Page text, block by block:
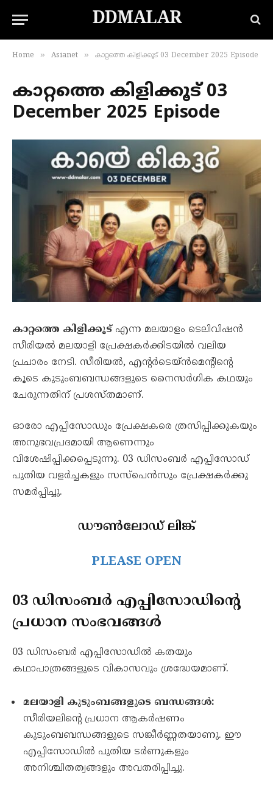
DDMALAR
Home » Asianet » കാറ്റത്തെ കിളിക്കൂട് 03 December 2025 Episode
കാറ്റത്തെ കിളിക്കൂട് 03
December 2025 Episode
കാറ്റത്തെ കിളിക്കൂട്എന്ന മലയാളം ടെലിവിഷൻ
സീരിയൽ മലയാളി പ്രേക്ഷകർക്കിടയിൽ വലിയ
പ്രചാരം നേടി. സീരിയൽ, എന്റർടെയ്ൻമെന്റിന്റെ
കൂടെ കുടുംബബന്ധങ്ങളുടെ നൈസർഗിക കഥയും
ചേരുന്നതിന് പ്രശസ്തമാണ്.
ഓരോ എപ്പിസോഡും പ്രേക്ഷകരെ ത്രസിപ്പിക്കുകയും
അനുഭവപ്രദമായി ആണെന്നും
വിശേഷിപ്പിക്കപ്പെടുന്നു. 03 ഡിസംബർ എപ്പിസോഡ്
പുതിയ വളർച്ചകളും സസ്പെൻസും പ്രേക്ഷകർക്കു
സമർപ്പിച്ചു.
ഡൗൺലോഡ് ലിങ്ക്
PLEASE OPEN
03 ഡിസംബർ എപ്പിസോഡിന്റെ
പ്രധാന സംഭവങ്ങൾ
03 ഡിസംബർ എപ്പിസോഡിൽ കതയും
കഥാപാത്രങ്ങളുടെ വികാസവും ശ്രദ്ധേയമാണ്.
മലയാളി കുടുംബങ്ങളുടെ ബന്ധങ്ങൾ:
സീരിയലിന്റെ പ്രധാന ആകർഷണം
കുടുംബബന്ധങ്ങളുടെ സങ്കീർണ്ണതയാണു. ഈ
എപ്പിസോഡിൽ പുതിയ ടർണുകളും
അനിശ്ചിതത്വങ്ങളും അവതരിപ്പിച്ചു.